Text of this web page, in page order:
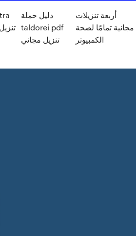
دليل حملة
taldorei pdf
تنزيل مجاني
أربعة تنزيلات
مجانية تمامًا لصحة
الكمبيوتر